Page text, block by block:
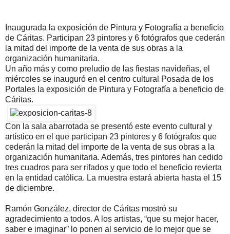
Inaugurada la exposición de Pintura y Fotografía a beneficio
de Cáritas. Participan 23 pintores y 6 fotógrafos que cederán
la mitad del importe de la venta de sus obras a la
organización humanitaria.
Un año más y como preludio de las fiestas navideñas, el
miércoles se inauguró en el centro cultural Posada de los
Portales la exposición de Pintura y Fotografía a beneficio de
Cáritas.
Con la sala abarrotada se presentó este evento cultural y
artístico en el que participan 23 pintores y 6 fotógrafos que
cederán la mitad del importe de la venta de sus obras a la
organización humanitaria. Además, tres pintores han cedido
tres cuadros para ser rifados y que todo el beneficio revierta
en la entidad católica. La muestra estará abierta hasta el 15
de diciembre.
Ramón González, director de Cáritas mostró su
agradecimiento a todos. A los artistas, “que su mejor hacer,
saber e imaginar” lo ponen al servicio de lo mejor que se